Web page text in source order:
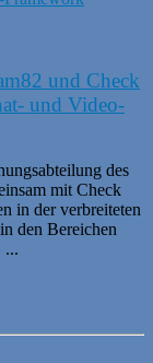
und Check
und Video-
des
mit Check
in der verbreiteten
den Bereichen
...